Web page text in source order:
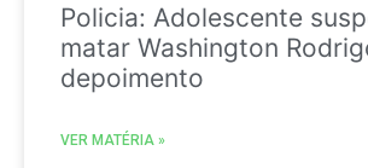
Policia: Adolescente
matar Washington
depoimento
VER MATÉRIA »